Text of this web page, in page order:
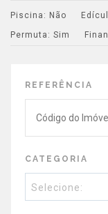
Piscina: Não
Permuta: Sim
REFERÊNCIA
CATEGORIA
Selecione: